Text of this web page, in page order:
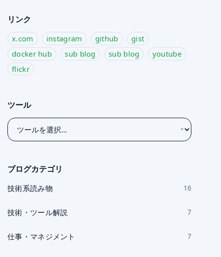
リンク
x.com instagram github
gist
docker hub
sub blog sub blog
youtube
flickr
ツール
ツ
ー
選
択
ブログカテゴリ
技術系読み物 16
技術・ツール解説 7
仕事・マネジメント 7